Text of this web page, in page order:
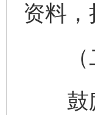
资料
（二
鼓励